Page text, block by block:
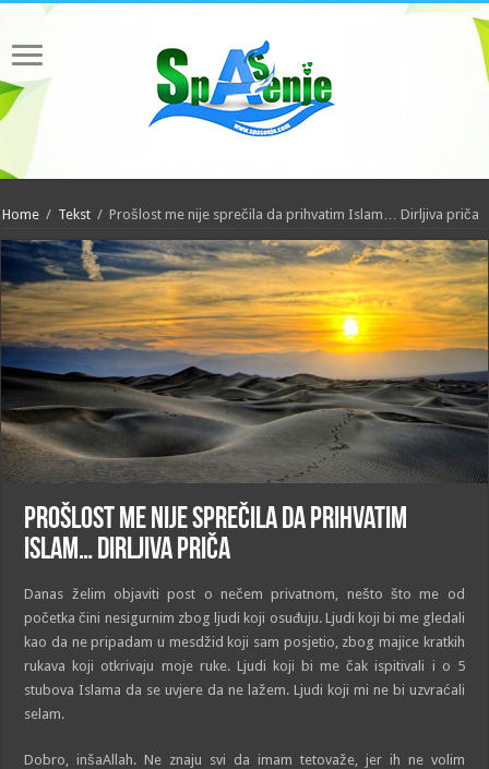
Home / Tekst / Prošlost me nije sprečila da prihvatim Islam… Dirljiva priča
Prošlost me nije sprečila da prihvatim
Islam… Dirljiva priča
Danas želim objaviti post o nečem privatnom, nešto što me od
početka čini nesigurnim zbog ljudi koji osuđuju. Ljudi koji bi me gledali
kao da ne pripadam u mesdžid koji sam posjetio, zbog majice kratkih
rukava koji otkrivaju moje ruke. Ljudi koji bi me čak ispitivali i o 5
stubova Islama da se uvjere da ne lažem. Ljudi koji mi ne bi uzvraćali
selam.
Dobro, inšaAllah. Ne znaju svi da imam tetovaže, jer ih ne volim